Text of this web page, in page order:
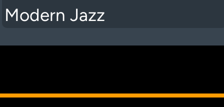
Modern Jazz